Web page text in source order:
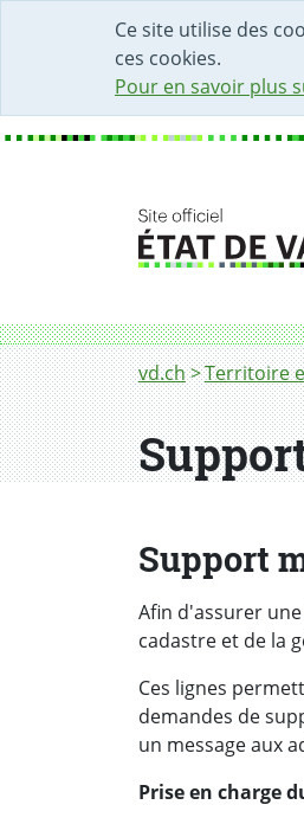
Ce site utilise des
ces cookies.
Pour en savoir plus
DÉBUT DU
ACCÈS AU
PAGE D'ACCUEIL
FORMULAIRE DE
Fil
vd.ch Territoire
Support
Support
Afin d'assurer
cadastre et de la
Ces lignes
demandes de
un message aux
Prise en charge